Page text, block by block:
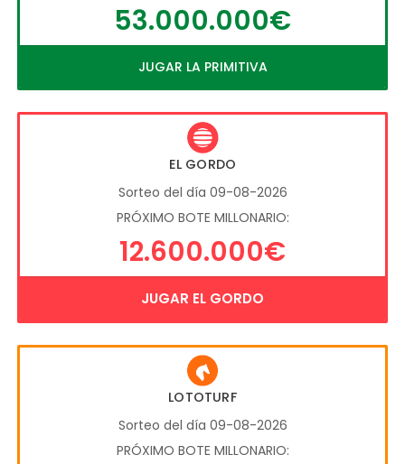
53.000.000€
JUGAR LA PRIMITIVA
EL GORDO
Sorteo del día 09-08-2026
PRÓXIMO BOTE MILLONARIO:
12.600.000€
JUGAR EL GORDO
LOTOTURF
Sorteo del día 09-08-2026
PRÓXIMO BOTE MILLONARIO: